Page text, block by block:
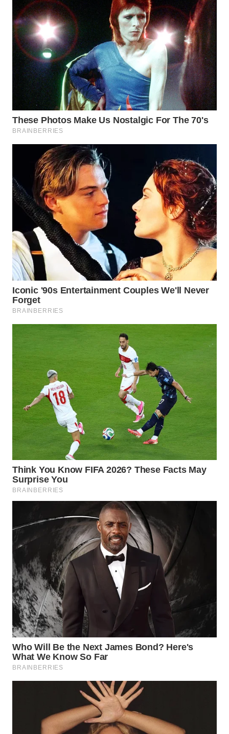
WN
PRIANGAN
TIMUR
WN
SEMARANG
WN
SOLO
BOROBUDUR
WN
MADURA
WN
SURABAYA
WN
NATUNA
WN
BINTAN
WN
LIKUPANG
WN
LABUANBAJO
WN
BORNEO
Wahana
Media
Group
WAHANA
WAHANA
TANI
WAHANA
ADVOKAT
WAHANA
INFRASTRUKTUR
WAHANA
KONSUMEN
LISTRIK